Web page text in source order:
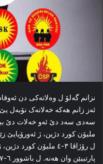
نزانم گه‌لۆ ل وه‌لاته‌کی دن
ئه‌ز زانم هه‌که‌ خه‌لاته‌ک نۆبه‌ل یێ
ملیۆن کورد دژین، ژ ئەورۆپایێ
ل رۆژاڤا ۳-٤ ملیۆن